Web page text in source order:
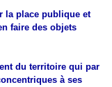
la place publique et
faire des objets
du territoire qui par
à ses